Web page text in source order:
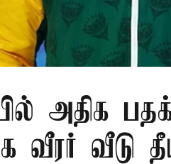
அதிக
வீரர் வீடு